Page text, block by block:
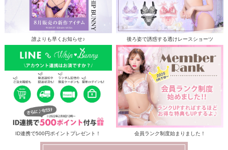
誰よりも早くお知らせ♪ 後ろ姿で誘惑する透けレースショーツ
ID連携で500円ポイントプレゼント！ 会員ランク制度始まりました！